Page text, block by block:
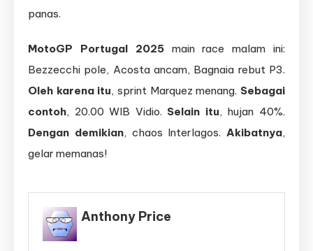
panas.
MotoGP Portugal 2025main race malam ini:
Bezzecchi pole, Acosta ancam, Bagnaia rebut P3.
Oleh karena itu, sprint Marquez menang. Sebagai
contoh, 20.00 WIB Vidio. Selain itu, hujan 40%.
Dengan demikian, chaos Interlagos. Akibatnya,
gelar memanas!
Anthony Price